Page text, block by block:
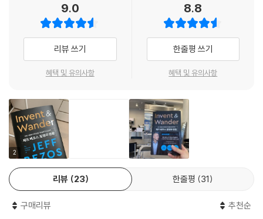
결국 일을 진전시키는 것은 당신이 마주하는 문제, 실패, 성공하지 못한 것
들입니다. 이럴 때는 다시 일어나 도전해야 합니다. 좌절을 겪을 때마다 다
시 일어나 도전하는 겁니다. 기지를 발휘해야 합니다. 자립심을 발휘해야
합니다. 틀에서 벗어나 자신만의 독창적인 방법을 발명해야 합니다. 아마
존에는 이렇게 해야만 했던 수많은 사례가 있습니다. 우리는 수많은 실패
를 겪었고, 저는 아마존이 실패하기에 딱 좋은 곳이라고 생각합니다. 우리
--- p.64~65
우리가 아마존에서 하는 대부분의 발명은 다음의 과정을 통해 이루어집니
다. 우선 누군가가 아이디어를 내면 다른 사람들이 그 아이디어를 발전시
킵니다. 여기에 또 다른 사람들이 그것이 효과가 없을 이유를 대며 반대하
면 우리는 이런 반대 이유를 해결합니다. 대단히 재미있는 과정이죠. 우리
는 고객들을 위한 보상 프로그램으론 어떤 것이 있을까에 대해 늘 의문을
품고 있었습니다. 그러던 중 한 소프트웨어 엔지니어가 아이디어를 내놓았
착륙이었다. 이후에도 그 관심은 계속 이어져 고등학교의 졸업생 대표로
선정돼 발표한 고별사 역시 우주에 대한 것이었다.
“우주, 그 마지막 개척지에서 만납시다!”
그렇다면 그는 우주에서 컴퓨터로 언제 관심을 돌렸을까? 그건 그가 물리
학을 전공하기 위해 프린스턴 대학에 진학했지만 그쪽에는 소질이 없다는
부터였다. 그리고 컴퓨터공학 공부는 결국 인터넷에 대한 관심으로 이어
져, ‘세상 모든 것을 파는’ 아마존이라는 기업을 만드는 것으로 연결되었다.
《제프 베조스, 발명과 방황》에서는 고등학생 미혼모의 아들로 태어나 텍
사스 목장에서 방학을 보내던 어린 시절부터 아마존과 블루 오리진의 설립
이야기 등 우리가 몰랐던 제프 베조스의 과거를 그의 목소리로 직접 들을
수 있다. 또 지금까지 어떤 생각과 목표를 가지고 아마존을 경영해왔는지,
그 철학과 원칙은 무엇인지, 블루 오리진을 설립한 이유와 우주로 가는 목
9.0
리뷰 쓰기
혜택 및 유의사항
8.8
한줄평 쓰기
혜택 및 유의사항
2
리뷰 23 한줄평 31
구매리뷰 추천순